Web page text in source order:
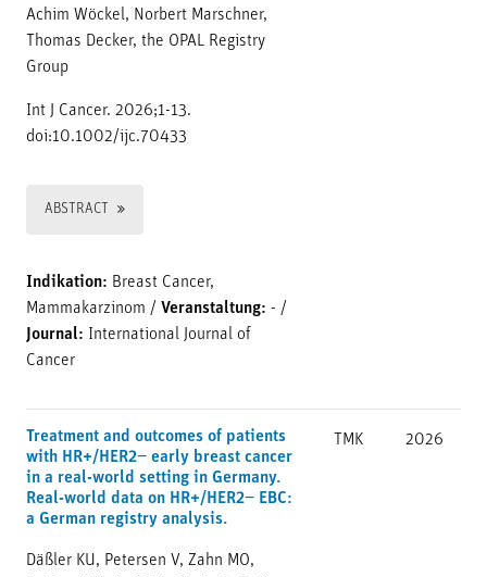
Achim Wöckel, Norbert Marschner,
Thomas Decker, the OPAL Registry
Group
Int J Cancer. 2026;1-13.
doi:10.1002/ijc.70433
ABSTRACT
Indikation: Breast Cancer,
Mammakarzinom / Veranstaltung: - /
Journal: International Journal of
Cancer
Treatment and outcomes of patients
with HR+/HER2− early breast cancer
in a real-world setting in Germany.
Real-world data on HR+/HER2− EBC:
a German registry analysis.
Däßler KU, Petersen V, Zahn MO,
TMK 2026